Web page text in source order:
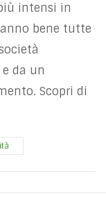
intensi in
bene tutte
da un
Scopri di